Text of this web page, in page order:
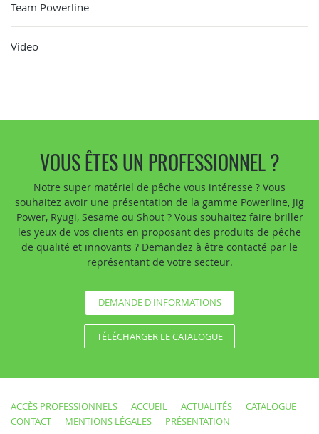
Team Powerline
Video
VOUS ÊTES UN PROFESSIONNEL ?
Notre super matériel de pêche vous intéresse ? Vous
souhaitez avoir une présentation de la gamme Powerline, Jig
Power, Ryugi, Sesame ou Shout ? Vous souhaitez faire briller
les yeux de vos clients en proposant des produits de pêche
de qualité et innovants ? Demandez à être contacté par le
représentant de votre secteur.
DEMANDE D'INFORMATIONS
TÉLÉCHARGER LE CATALOGUE
ACCÈS PROFESSIONNELS ACCUEIL ACTUALITÉS
CATALOGUE
CONTACT
MENTIONS LÉGALES PRÉSENTATION